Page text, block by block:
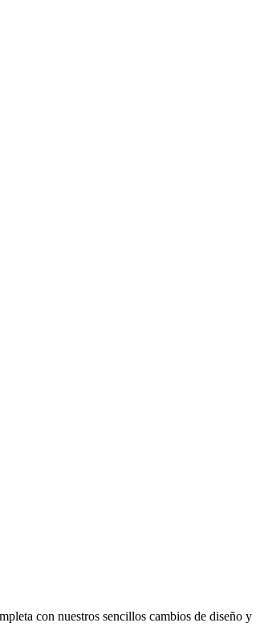
con nuestros sencillos cambios de diseño y